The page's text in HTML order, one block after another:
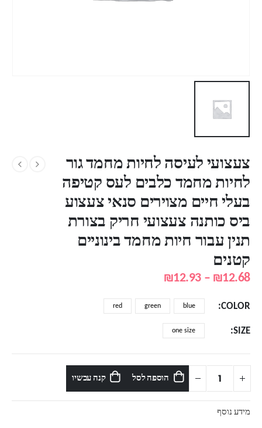
צעצועי לעיסה לחיות מחמד גור
לחיות מחמד כלבים לעס קטיפה
בעלי חיים מצוירים סנאי צעצוע
ביס כותנה צעצועי חריק בצורת
תנין עבור חיות מחמד בינוניים
קטנים
₪12.68
–
₪12.93
⁦₪12.68⁩
עד
COLOR
blue
green
red
SIZE
one size
הוספה לסל קנה עכשיו
מידע נוסף